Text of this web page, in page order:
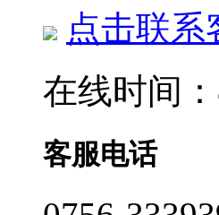
点击联系
在线时间
客服电话